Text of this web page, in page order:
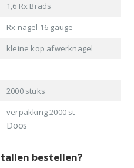
1,6 Rx Brads
Rx nagel 16 gauge
kleine kop afwerknagel
2000 stuks
verpakking 2000 st
Doos
bestellen?